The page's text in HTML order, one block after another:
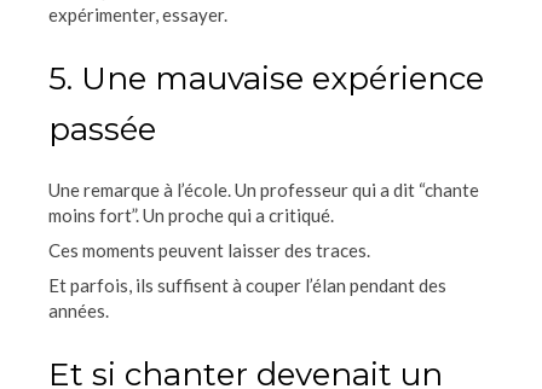
expérimenter, essayer.
5. Une mauvaise expérience
passée
Une remarque à l’école. Un professeur qui a dit “chante
moins fort”. Un proche qui a critiqué.
Ces moments peuvent laisser des traces.
Et parfois, ils suffisent à couper l’élan pendant des
années.
Et si chanter devenait un